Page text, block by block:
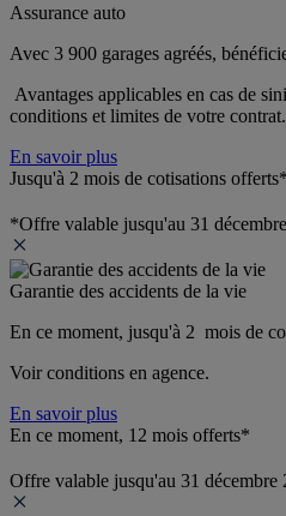
Assurance auto
Avec 3 900 garages agréés,
Avantages applicables en cas de
conditions et limites de votre contrat.
En savoir plus
Jusqu'à 2 mois de cotisations offerts*
*Offre valable jusqu'au 31
Garantie des accidents de la vie
En ce moment, jusqu'à 2  mois de
Voir conditions en agence.
En savoir plus
En ce moment, 12 mois offerts*
Offre valable jusqu'au 31 décembre